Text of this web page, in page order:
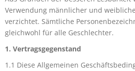
Verwendung männlicher und
verzichtet. Sämtliche
gleichwohl für alle Geschlechter.
1. Vertragsgegenstand
1.1 Diese Allgemeinen